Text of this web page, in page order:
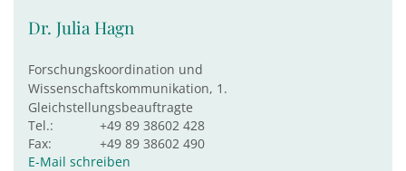
Dr. Julia Hagn
Forschungskoordination und
Wissenschaftskommunikation, 1.
Gleichstellungsbeauftragte
Tel.:
+49 89 38602 428
Fax:
+49 89 38602 490
E-Mail schreiben